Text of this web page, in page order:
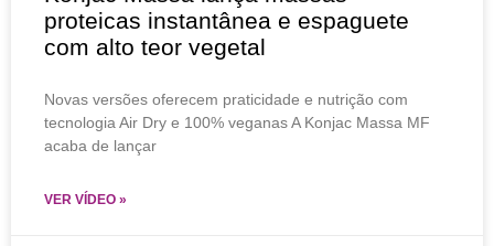
proteicas instantânea e espaguete
com alto teor vegetal
Novas versões oferecem praticidade e nutrição com
tecnologia Air Dry e 100% veganas A Konjac Massa MF
acaba de lançar
VER VÍDEO »